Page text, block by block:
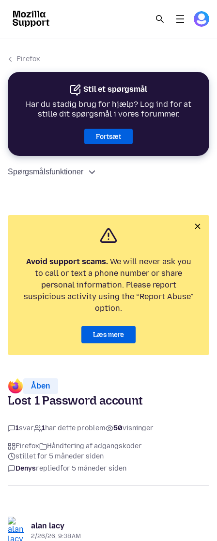
Firefox
Stil et spørgsmål
Har du stadig brug for hjælp? Log ind for at
stille dit spørgsmål i vores forummer.
Fortsæt
Spørgsmålsfunktioner
Avoid support scams.We will never ask you
to call or text a phone number or share
personal information. Please report
suspicious activity using the “Report Abuse”
option.
Læs mere
Åben
Lost 1 Password account
1svar 1har dette problem 50visninger
Firefox
Håndtering af adgangskoder
stillet for 5 måneder siden
Denysrepliedfor 5 måneder siden
alan lacy
2/26/26, 9:38 AM